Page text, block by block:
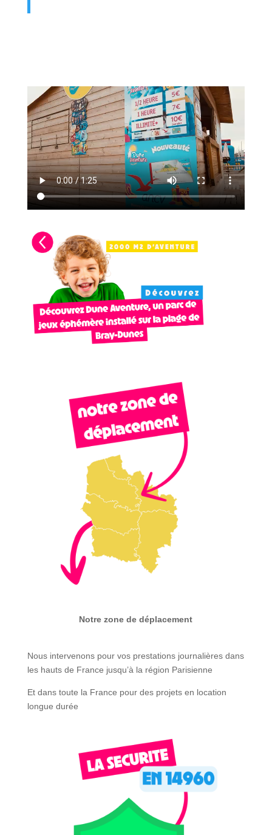
Notre zone de déplacement
Nous intervenons pour vos prestations journalières dans
les hauts de France jusqu’à la région Parisienne
Et dans toute la France pour des projets en location
longue durée